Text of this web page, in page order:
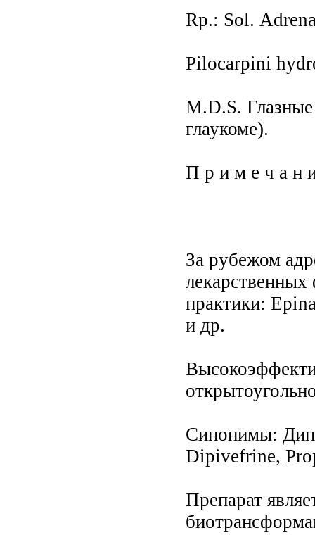
Rр.: Sоl.
Рilocarpini
М.D.S. Глазные
глаукоме).
П р и м е ч а н
За рубежом
практики:
и др.
Синонимы:
Dipivefrinе,
Препарат